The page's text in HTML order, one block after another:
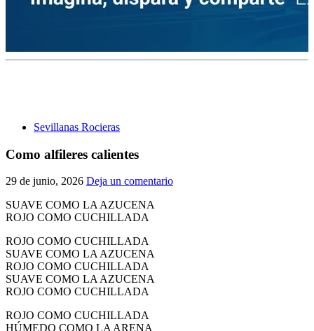
Sevillanas Rocieras
Como alfileres calientes
29 de junio, 2026 Deja un comentario
SUAVE COMO LA AZUCENA
ROJO COMO CUCHILLADA
ROJO COMO CUCHILLADA
SUAVE COMO LA AZUCENA
ROJO COMO CUCHILLADA
SUAVE COMO LA AZUCENA
ROJO COMO CUCHILLADA
ROJO COMO CUCHILLADA
HÚMEDO COMO LA ARENA
¿Cuándo se construyó la primera ermita?
El traslado cada siete años
Rocío?
Quiero hacer el camino,¿que tengo que hacer?